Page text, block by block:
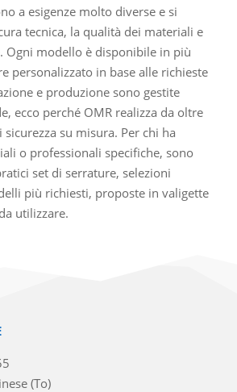
a esigenze molto diverse e si
tecnica, la qualità dei materiali e
Ogni modello è disponibile in più
personalizzato in base alle richieste
e produzione sono gestite
ecco perché OMR realizza da oltre
su misura. Per chi ha
o professionali specifiche, sono
set di serrature, selezioni
più richiesti, proposte in valigette
utilizzare.
(To)